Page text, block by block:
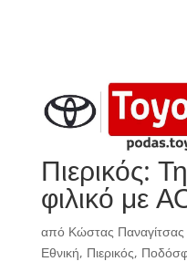
Πιερικός:
φιλικό με
από Κώστας Παναγίτσας
Εθνική, Πιερικός,